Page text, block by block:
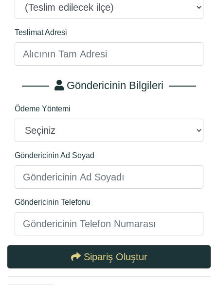
Teslimat Adresi
Göndericinin Bilgileri
Ödeme Yöntemi
Göndericinin Ad Soyad
Göndericinin Telefonu
Sipariş Oluştur